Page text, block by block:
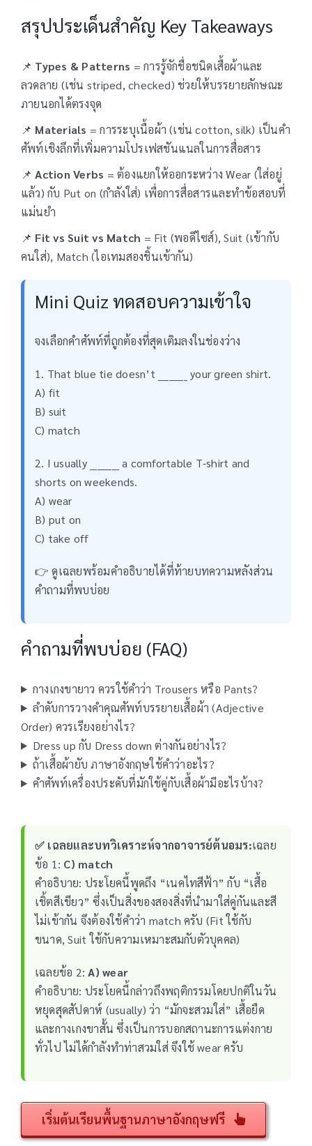
สรุปประเด็นสำคัญ Key Takeaways
📌 Types & Patterns = การรู้จักชื่อชนิดเสื้อผ้าและ
ลวดลาย (เช่น striped, checked) ช่วยให้บรรยายลักษณะ
ภายนอกได้ตรงจุด
📌 Materials = การระบุเนื้อผ้า (เช่น cotton, silk) เป็นคำ
ศัพท์เชิงลึกที่เพิ่มความโปรเฟสชันแนลในการสื่อสาร
📌Action Verbs = ต้องแยกให้ออกระหว่าง Wear (ใส่อยู่
แล้ว) กับ Put on (กำลังใส่) เพื่อการสื่อสารและทำข้อสอบที่
แม่นยำ
📌 Fit vs Suit vs Match = Fit (พอดีไซส์), Suit (เข้ากับ
คนใส่), Match (ไอเทมสองชิ้นเข้ากัน)
Mini Quiz ทดสอบความเข้าใจ
จงเลือกคำศัพท์ที่ถูกต้องที่สุดเติมลงในช่องว่าง
1. That blue tie doesn’t ________ your green shirt.
A) fit
B) suit
C) match
2. I usually ________ a comfortable T-shirt and
shorts on weekends.
A) wear
B) put on
C) take off
👉 ดูเฉลยพร้อมคำอธิบายได้ที่ท้ายบทความหลังส่วน
คำถามที่พบบ่อย
คำถามที่พบบ่อย (FAQ)
กางเกงขายาว ควรใช้คำว่า Trousers หรือ Pants?
ลำดับการวางคำคุณศัพท์บรรยายเสื้อผ้า (Adjective
Order) ควรเรียงอย่างไร?
Dress up กับ Dress down ต่างกันอย่างไร?
ถ้าเสื้อผ้ายับ ภาษาอังกฤษใช้คำว่าอะไร?
คำศัพท์เครื่องประดับที่มักใช้คู่กับเสื้อผ้ามีอะไรบ้าง?
✅ เฉลยและบทวิเคราะห์จากอาจารย์ต้นอมร:เฉลย
ข้อ 1: C) match
คำอธิบาย: ประโยคนี้พูดถึง “เนคไทสีฟ้า” กับ “เสื้อ
เชิ้ตสีเขียว” ซึ่งเป็นสิ่งของสองสิ่งที่นำมาใส่คู่กันและสี
ไม่เข้ากัน จึงต้องใช้คำว่า match ครับ (Fit ใช้กับ
ขนาด, Suit ใช้กับความเหมาะสมกับตัวบุคคล)
เฉลยข้อ 2:A) wear
คำอธิบาย: ประโยคนี้กล่าวถึงพฤติกรรมโดยปกติในวัน
หยุดสุดสัปดาห์ (usually) ว่า “มักจะสวมใส่” เสื้อยืด
และกางเกงขาสั้น ซึ่งเป็นการบอกสถานะการแต่งกาย
ทั่วไป ไม่ได้กำลังทำท่าสวมใส่ จึงใช้ wear ครับ
เริ่มต้นเรียนพื้นฐานภาษาอังกฤษฟรี